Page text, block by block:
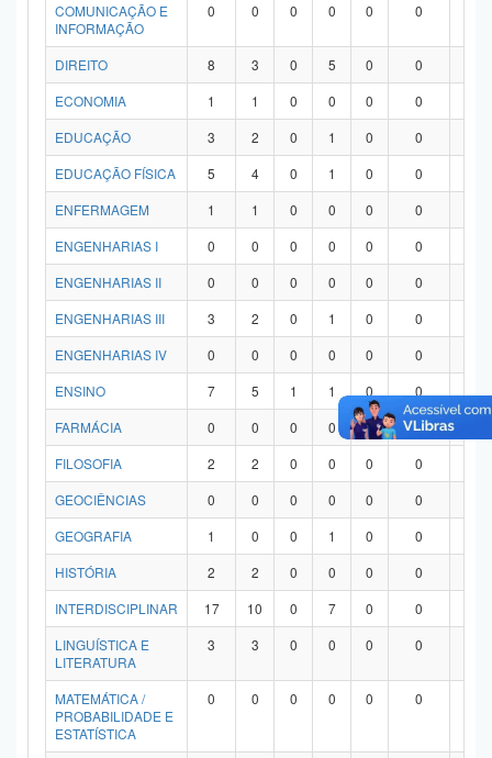
COMUNICAÇÃO E
INFORMAÇÃO
0 0 0 0 0 0
DIREITO 8 3 0 5 0 0
ECONOMIA
1 1 0 0 0 0
EDUCAÇÃO
3 2 0 1 0 0
EDUCAÇÃO FÍSICA
5 4 0 1 0 0
ENFERMAGEM
1 1 0 0 0 0
ENGENHARIAS I
0 0 0 0 0 0
ENGENHARIAS II
0 0 0 0 0 0
ENGENHARIAS III
3 2 0 1 0 0
ENGENHARIAS IV
0 0 0 0 0 0
ENSINO
7 5 1 1 0 0
FARMÁCIA
0 0 0 0 0 0
FILOSOFIA
2 2 0 0 0 0
GEOCIÊNCIAS
0 0 0 0 0 0
GEOGRAFIA
1 0 0 1 0 0
HISTÓRIA
2 2 0 0 0 0
INTERDISCIPLINAR
17 10 0 7 0 0
LINGUÍSTICA E
LITERATURA
3 3 0 0 0 0
MATEMÁTICA /
PROBABILIDADE E
ESTATÍSTICA
0 0 0 0 0 0